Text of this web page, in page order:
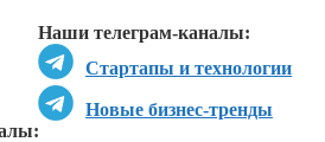
Наши телеграм-каналы:
Стартапы и технологии
Новые бизнес-тренды